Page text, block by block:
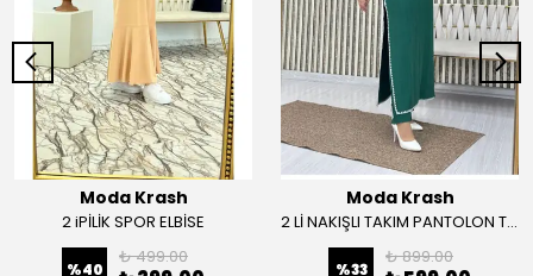
Moda Krash
2 iPİLİK SPOR ELBİSE
%40
₺ 499.00
Moda Krash
2 Lİ NAKIŞLI TAKIM PANTOLON TUNİK
%33
₺ 899.00